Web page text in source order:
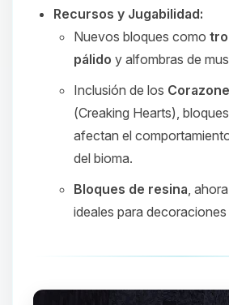
Recursos y Jugabilidad:
Nuevos bloques como
pálido y alfombras de
Inclusión de los
(Creaking Hearts),
afectan el
del bioma.
Bloques de resina ,
ideales para